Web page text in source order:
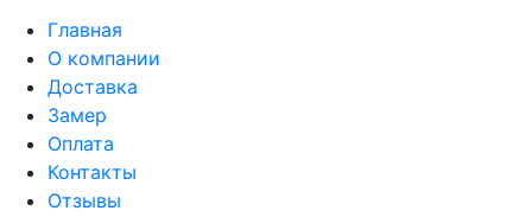
Главная
О компании
Доставка
Замер
Оплата
Контакты
Отзывы